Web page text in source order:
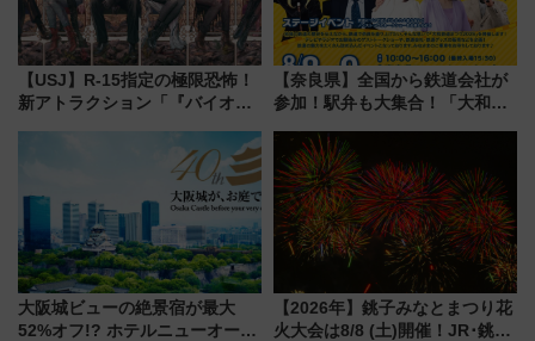
【USJ】R-15指定の極限恐怖！
新アトラクション「『バイオハ
ブ」今秋登場 ―予測不能の恐
【奈良県】全国から鉄道会社が
参加！駅弁も大集合！「大和鉄
に開催決定
大阪城ビューの絶景宿が最大
52%オフ!? ホテルニューオータ
【2026年】銚子みなとまつり花
火大会は8/8 (土)開催！JR･銚子